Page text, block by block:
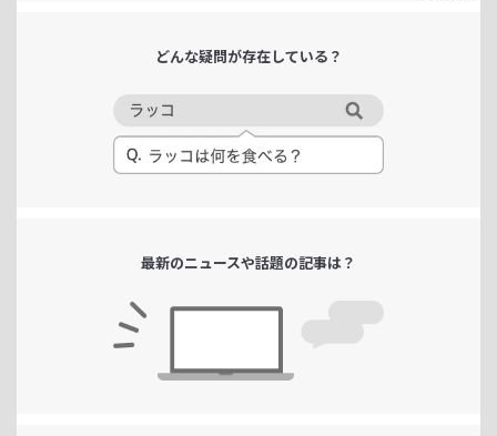
どんな疑問が存在している？
最新のニュースや話題の記事は？